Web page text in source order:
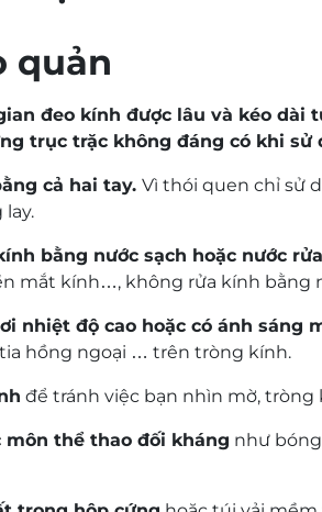
quản
đeo kính được lâu và kéo
trục trặc không đáng có khi sử
cả hai tay. Vì thói quen chỉ sử
bằng nước sạch hoặc nước
mắt kính…, không rửa kính bằng
nhiệt độ cao hoặc có ánh sáng
hồng ngoại … trên tròng kính.
để tránh việc bạn nhìn mờ,
môn thể thao đối kháng như